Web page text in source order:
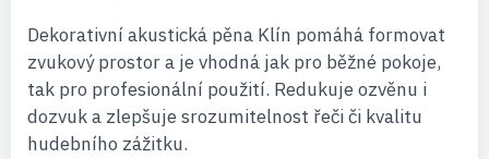
Dekorativní akustická pěna Klín pomáhá formovat
zvukový prostor a je vhodná jak pro běžné pokoje,
tak pro profesionální použití. Redukuje ozvěnu i
dozvuk a zlepšuje srozumitelnost řeči či kvalitu
hudebního zážitku.